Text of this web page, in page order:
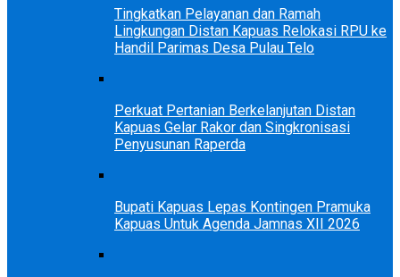
Tingkatkan Pelayanan dan Ramah
Lingkungan Distan Kapuas Relokasi RPU ke
Handil Parimas Desa Pulau Telo
Perkuat Pertanian Berkelanjutan Distan
Kapuas Gelar Rakor dan Singkronisasi
Penyusunan Raperda
Bupati Kapuas Lepas Kontingen Pramuka
Kapuas Untuk Agenda Jamnas XII 2026